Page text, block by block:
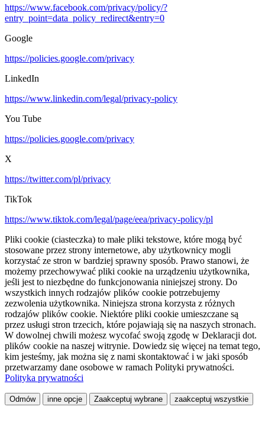
https://www.facebook.com/privacy/policy/?
entry_point=data_policy_redirect&entry=0
Google
https://policies.google.com/privacy
LinkedIn
https://www.linkedin.com/legal/privacy-policy
You Tube
https://policies.google.com/privacy
X
https://twitter.com/pl/privacy
TikTok
https://www.tiktok.com/legal/page/eea/privacy-policy/pl
Pliki cookie (ciasteczka) to małe pliki tekstowe, które mogą być
stosowane przez strony internetowe, aby użytkownicy mogli
korzystać ze stron w bardziej sprawny sposób. Prawo stanowi, że
możemy przechowywać pliki cookie na urządzeniu użytkownika,
jeśli jest to niezbędne do funkcjonowania niniejszej strony. Do
wszystkich innych rodzajów plików cookie potrzebujemy
zezwolenia użytkownika. Niniejsza strona korzysta z różnych
rodzajów plików cookie. Niektóre pliki cookie umieszczane są
przez usługi stron trzecich, które pojawiają się na naszych stronach.
W dowolnej chwili możesz wycofać swoją zgodę w Deklaracji dot.
plików cookie na naszej witrynie. Dowiedz się więcej na temat tego,
kim jesteśmy, jak można się z nami skontaktować i w jaki sposób
przetwarzamy dane osobowe w ramach Polityki prywatności.
Polityka prywatności
Odmów inne opcje Zaakceptuj wybrane zaakceptuj wszystkie